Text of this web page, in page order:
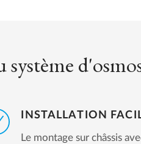
système
INSTALLATION
Le montage sur châssis